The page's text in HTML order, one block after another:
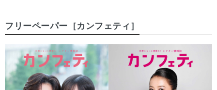
フリーペーパー［カンフェティ］